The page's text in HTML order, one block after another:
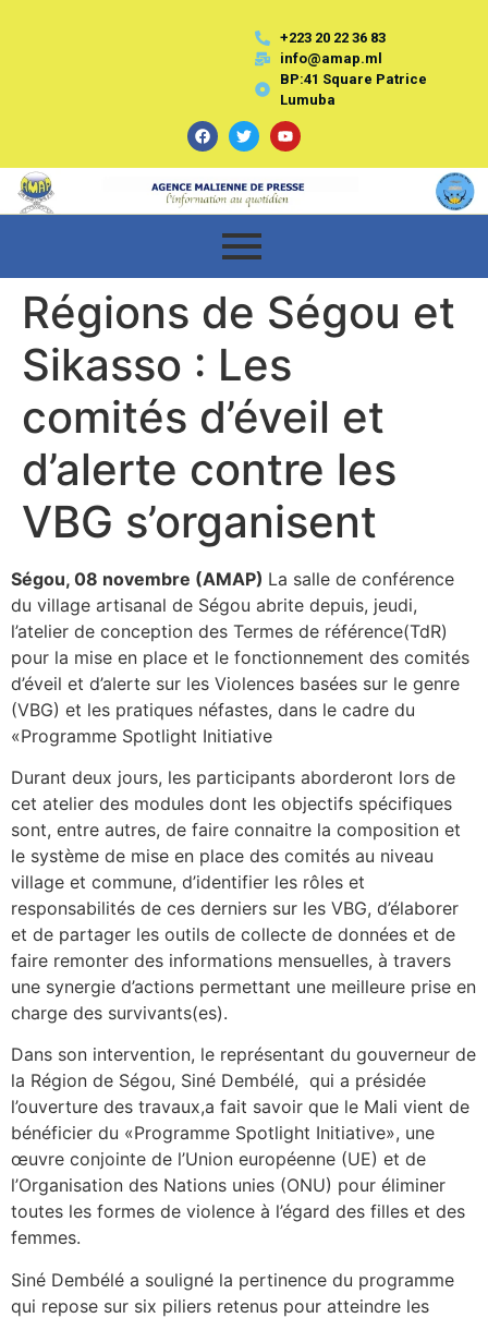
+223 20 22 36 83
info@amap.ml
BP:41 Square Patrice
Lumuba
Régions de Ségou et
Sikasso : Les
comités d’éveil et
d’alerte contre les
VBG s’organisent
Ségou, 08 novembre (AMAP) La salle de conférence
du village artisanal de Ségou abrite depuis, jeudi,
l’atelier de conception des Termes de référence(TdR)
pour la mise en place et le fonctionnement des comités
d’éveil et d’alerte sur les Violences basées sur le genre
(VBG) et les pratiques néfastes, dans le cadre du
«Programme Spotlight Initiative
Durant deux jours, les participants aborderont lors de
cet atelier des modules dont les objectifs spécifiques
sont, entre autres, de faire connaitre la composition et
le système de mise en place des comités au niveau
village et commune, d’identifier les rôles et
responsabilités de ces derniers sur les VBG, d’élaborer
et de partager les outils de collecte de données et de
faire remonter des informations mensuelles, à travers
une synergie d’actions permettant une meilleure prise en
charge des survivants(es).
Dans son intervention, le représentant du gouverneur de
la Région de Ségou, Siné Dembélé, qui a présidée
l’ouverture des travaux,a fait savoir que le Mali vient de
bénéficier du «Programme Spotlight Initiative», une
œuvre conjointe de l’Union européenne (UE) et de
l’Organisation des Nations unies (ONU) pour éliminer
toutes les formes de violence à l’égard des filles et des
femmes.
Siné Dembélé a souligné la pertinence du programme
qui repose sur six piliers retenus pour atteindre les